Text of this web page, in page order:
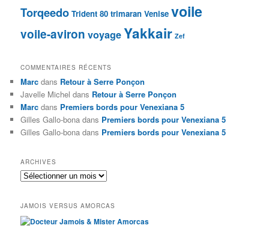
Torqeedo Trident 80 trimaran Venise voile
voile-aviron voyageYakkair Zef
COMMENTAIRES RÉCENTS
Marc dans Retour à Serre Ponçon
Javelle Michel dans Retour à Serre Ponçon
Marc dans Premiers bords pour Venexiana 5
Gilles Gallo-bona dans Premiers bords pour Venexiana 5
Gilles Gallo-bona dans Premiers bords pour Venexiana 5
ARCHIVES
Archives
JAMOIS VERSUS AMORCAS